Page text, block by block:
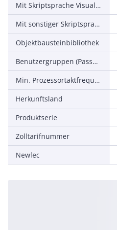
Mit Skriptsprache Visual Basic
Mit sonstiger Skriptsprache
Objektbausteinbibliothek
Benutzergruppen (Passwortschutz) möglich
Min. Prozessortaktfrequenz, Runtimesystem
Herkunftsland
Produktserie
Zolltarifnummer
Newlec